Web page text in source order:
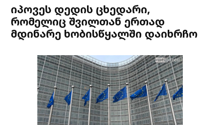
იპოვეს დედის ცხედარი,
რომელიც შვილთან ერთად
მდინარე ხობისწყალში დაიხრჩო